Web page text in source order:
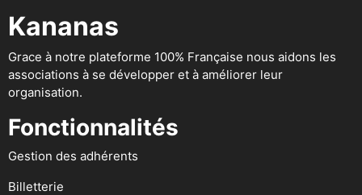
Kananas
Grace à notre plateforme 100% Française nous aidons les
associations à se développer et à améliorer leur
organisation.
Fonctionnalités
Gestion des adhérents
Billetterie